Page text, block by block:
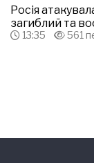
Росія
загиблий та
13:35 561